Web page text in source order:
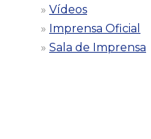
Vídeos
Imprensa Oficial
Sala de Imprensa